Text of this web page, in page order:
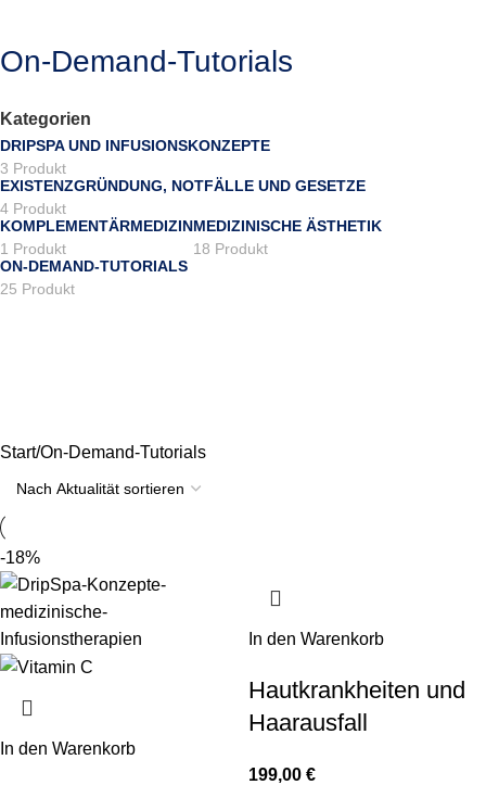
On-Demand-Tutorials
Kategorien
DRIPSPA UND INFUSIONSKONZEPTE
3 Produkt
EXISTENZGRÜNDUNG, NOTFÄLLE UND GESETZE
4 Produkt
KOMPLEMENTÄRMEDIZIN
1 Produkt
MEDIZINISCHE ÄSTHETIK
18 Produkt
ON-DEMAND-TUTORIALS
25 Produkt
Start On-Demand-Tutorials
-18%
In den Warenkorb
In den Warenkorb
Hautkrankheiten und
Haarausfall
199,00 €